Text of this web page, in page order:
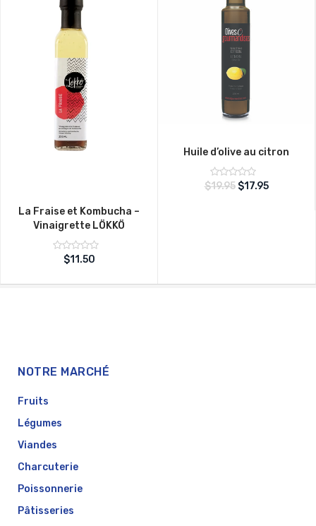
La Fraise et Kombucha –
Vinaigrette LÖKKÖ
Note
sur
$11.50
Huile d’olive au citron
Note
$19.95 $17.95
NOTRE MARCHÉ
Fruits
Légumes
Viandes
Charcuterie
Poissonnerie
Pâtisseries